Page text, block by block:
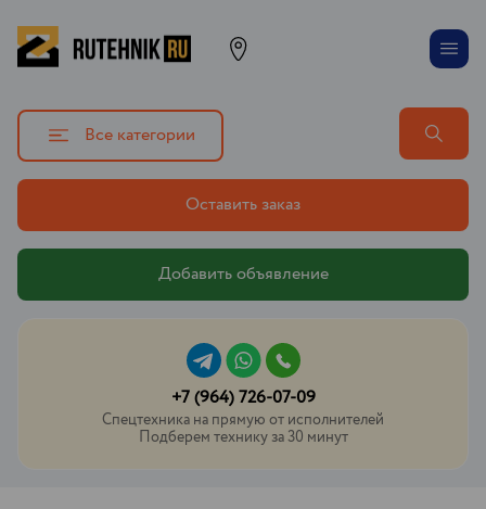
Все категории
Оставить заказ
Добавить объявление
+7 (964) 726-07-09
Спецтехника на прямую от исполнителей
Подберем технику за 30 минут